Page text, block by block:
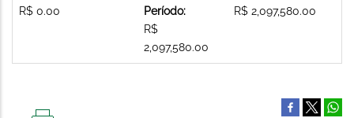
R$ 0.00
Período:
R$
2,097,580.00
R$ 2,097,580.00